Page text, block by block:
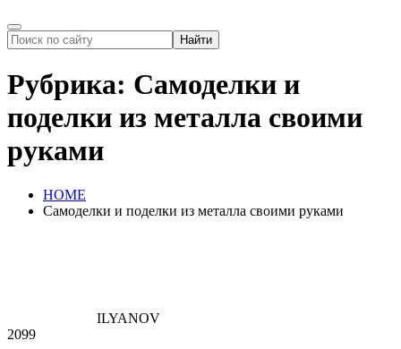
Рубрика: Самоделки и
поделки из металла своими
руками
HOME
Самоделки и поделки из металла своими руками
ILYANOV
2099